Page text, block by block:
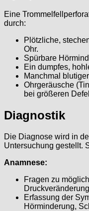
Eine
durch:
Plötzliche,
Ohr.
Spürbare
Ein dumpfes,
Manchmal
Ohrgeräusche
bei größeren
Diagnostik
Die Diagnose wird in
Untersuchung gestellt.
Anamnese:
Fragen zu
Erfassung der
Hörminderung,